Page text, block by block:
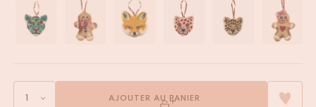
AJOUTER AU PANIER